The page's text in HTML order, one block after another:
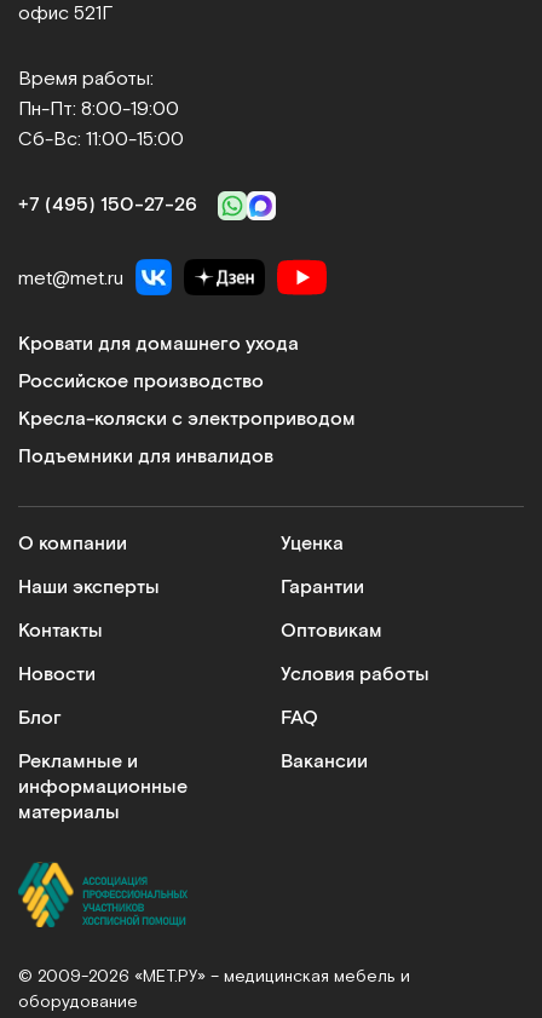
офис 521Г
Время работы:
Пн-Пт: 8:00-19:00
Сб-Вс: 11:00-15:00
+7 (495) 150‑27‑26
met@met.ru
Кровати для домашнего ухода
Российское производство
Кресла-коляски с электроприводом
Подъемники для инвалидов
О компании
Наши эксперты
Контакты
Новости
Блог
Рекламные и
информационные
материалы
Уценка
Гарантии
Оптовикам
Условия работы
FAQ
Вакансии
© 2009-2026 «МЕТ.РУ» – медицинская мебель и
оборудование